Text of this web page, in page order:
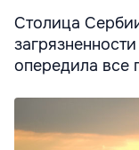
Столица
опередила все